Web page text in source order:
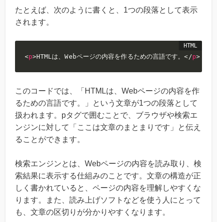
たとえば、次のように書くと、1つの段落として表示
されます。
<p>HTMLは、Webページの内容を作るための言語です。</p>
このコードでは、「HTMLは、Webページの内容を作
るための言語です。」という文章が1つの段落として
扱われます。pタグで囲むことで、ブラウザや検索エ
ンジンに対して「ここは文章のまとまりです」と伝え
ることができます。
検索エンジンとは、Webページの内容を読み取り、検
索結果に表示する仕組みのことです。文章の構造が正
しく書かれていると、ページの内容を理解しやすくな
ります。また、読み上げソフトなどを使う人にとって
も、文章の区切りが分かりやすくなります。